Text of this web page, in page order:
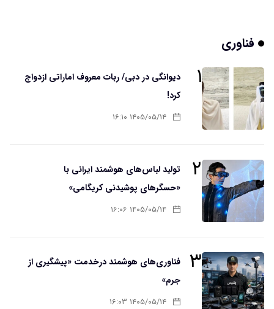
فناوری
۱
دیوانگی در دبی/ ربات معروف اماراتی ازدواج
کرد!
۱۴۰۵/۰۵/۱۴ ۱۶:۱۰
۲
تولید لباس‌های هوشمند ایرانی با
«حسگرهای پوشیدنی کریگامی»
۱۴۰۵/۰۵/۱۴ ۱۶:۰۶
۳
فناوری‌های هوشمند درخدمت «پیشگیری از
جرم»
۱۴۰۵/۰۵/۱۴ ۱۶:۰۳